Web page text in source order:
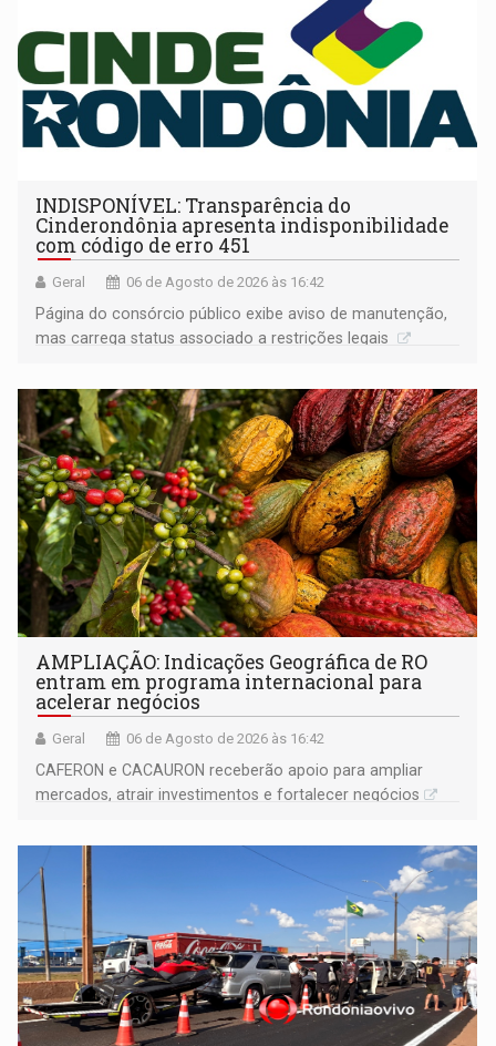
INDISPONÍVEL: Transparência do
Cinderondônia apresenta indisponibilidade
com código de erro 451
Geral 06 de Agosto de 2026 às 16:42
Página do consórcio público exibe aviso de manutenção,
mas carrega status associado a restrições legais
AMPLIAÇÃO: Indicações Geográfica de RO
entram em programa internacional para
acelerar negócios
Geral 06 de Agosto de 2026 às 16:42
CAFERON e CACAURON receberão apoio para ampliar
mercados, atrair investimentos e fortalecer negócios